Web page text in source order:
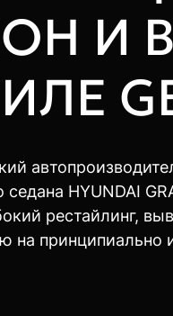
И
седана HYUNDAI
рестайлинг,
на принципиально